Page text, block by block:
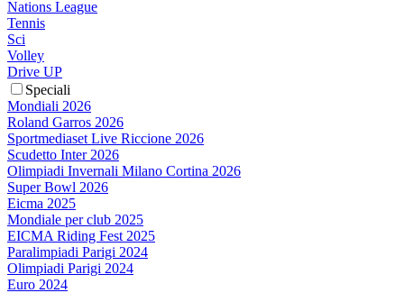
Nations League
Tennis
Sci
Volley
Drive UP
Speciali
Mondiali 2026
Roland Garros 2026
Sportmediaset Live Riccione 2026
Scudetto Inter 2026
Olimpiadi Invernali Milano Cortina 2026
Super Bowl 2026
Eicma 2025
Mondiale per club 2025
EICMA Riding Fest 2025
Paralimpiadi Parigi 2024
Olimpiadi Parigi 2024
Euro 2024